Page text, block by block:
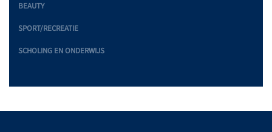
BEAUTY
SPORT/RECREATIE
SCHOLING EN ONDERWIJS